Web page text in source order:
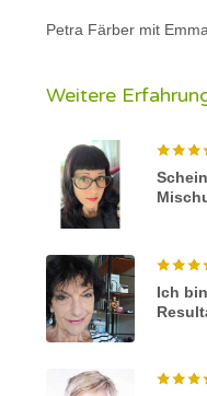
Petra Färber mit Emma
Weitere
Ich